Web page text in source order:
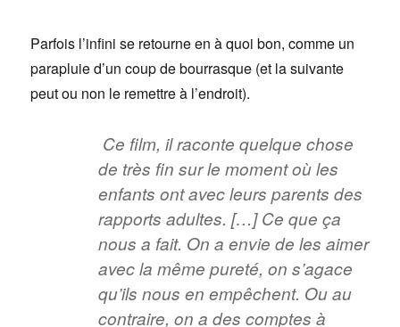
Parfois l’infini se retourne en à quoi bon, comme un
parapluie d’un coup de bourrasque (et la suivante
peut ou non le remettre à l’endroit).
Ce film, il raconte quelque chose
de très fin sur le moment où les
enfants ont avec leurs parents des
rapports adultes. […] Ce que ça
nous a fait. On a envie de les aimer
avec la même pureté, on s’agace
qu’ils nous en empêchent. Ou au
contraire, on a des comptes à